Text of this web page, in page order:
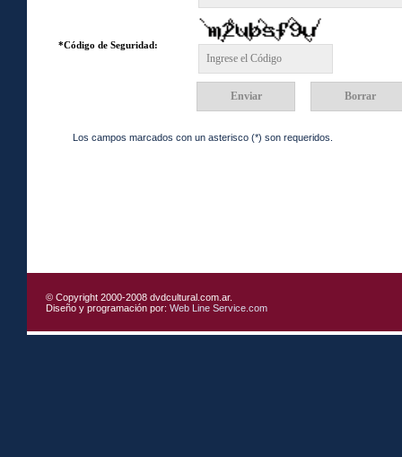
*Código de Seguridad:
Los campos marcados con un asterisco (*) son requeridos.
© Copyright 2000-2008 dvdcultural.com.ar.
Diseño y programación por:Web Line Service.com